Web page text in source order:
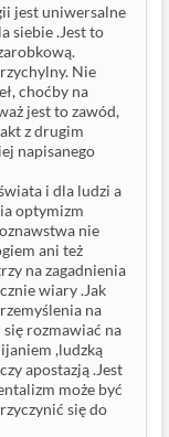
jest uniwersalne
siebie .Jest to
Nie
choćby na
jest to zawód,
z drugim
napisanego
i dla ludzi a
optymizm
nie
ani też
na zagadnienia
wiary .Jak
na
rozmawiać na
,ludzką
apostazją .Jest
może być
się do